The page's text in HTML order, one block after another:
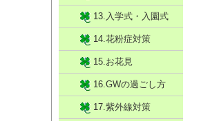
13.入学式・入園式
14.花粉症対策
15.お花見
16.GWの過ごし方
17.紫外線対策